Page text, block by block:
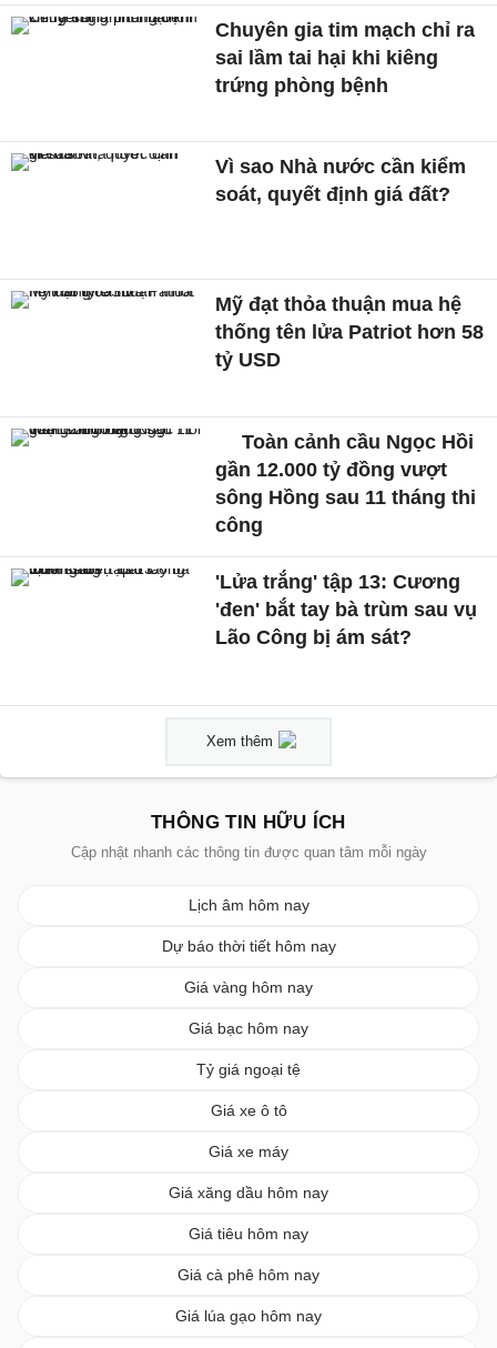
Chuyên gia tim mạch chỉ ra
sai lầm tai hại khi kiêng
trứng phòng bệnh
Vì sao Nhà nước cần kiểm
soát, quyết định giá đất?
Mỹ đạt thỏa thuận mua hệ
thống tên lửa Patriot hơn 58
tỷ USD
Toàn cảnh cầu Ngọc Hồi
gần 12.000 tỷ đồng vượt
sông Hồng sau 11 tháng thi
công
'Lửa trắng' tập 13: Cương
'đen' bắt tay bà trùm sau vụ
Lão Công bị ám sát?
Xem thêm
THÔNG TIN HỮU ÍCH
Cập nhật nhanh các thông tin được quan tâm mỗi ngày
Lịch âm hôm nay
Dự báo thời tiết hôm nay
Giá vàng hôm nay
Giá bạc hôm nay
Tỷ giá ngoại tệ
Giá xe ô tô
Giá xe máy
Giá xăng dầu hôm nay
Giá tiêu hôm nay
Giá cà phê hôm nay
Giá lúa gạo hôm nay